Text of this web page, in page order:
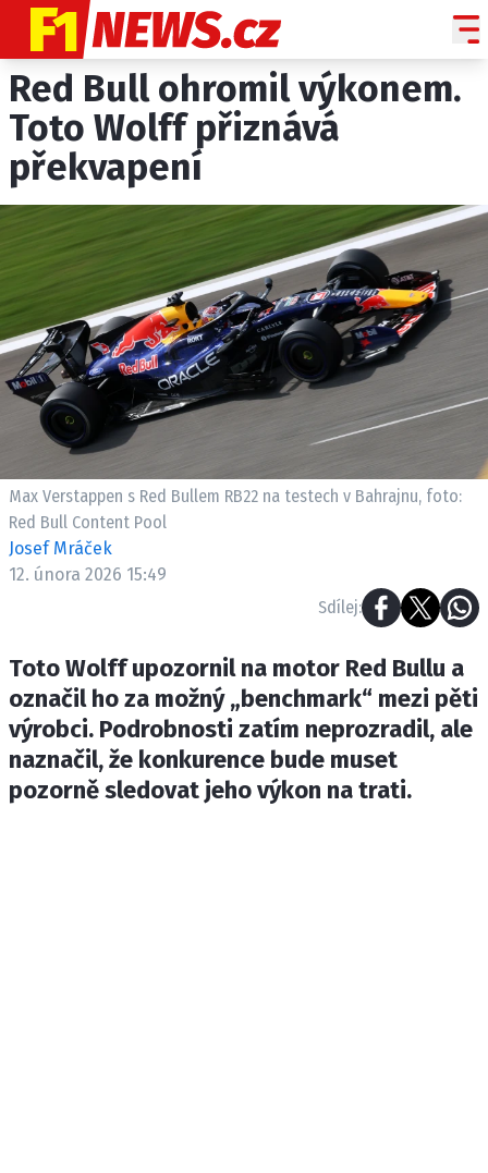
NOVINKY
GRAND PRIX
HISTORIE GP
PROFILY JEZDCŮ
PROFILY TÝMŮ
ROZHOVORY
OSTATNÍ
ETICKÝ KODEX
Provozovatelem serveru F1NEWS.cz je
INCORP MEDIA GROUP s.r.o., IČ: 118 23 054
Red Bull ohromil výkonem.
Toto Wolff přiznává
překvapení
Max Verstappen s Red Bullem RB22 na testech v Bahrajnu, foto:
Red Bull Content Pool
Josef Mráček
12. února 2026 15:49
Sdílej:
Toto Wolff upozornil na motor Red Bullu a
označil ho za možný „benchmark“ mezi pěti
výrobci. Podrobnosti zatím neprozradil, ale
naznačil, že konkurence bude muset
pozorně sledovat jeho výkon na trati.